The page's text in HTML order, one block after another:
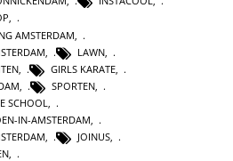
,
AMSTERDAM
LAWN
GIRLS KARATE
SPORTEN
SCHOOL
IN-AMSTERDAM
JOINUS